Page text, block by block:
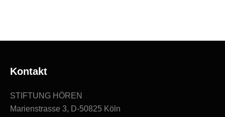
Kontakt
STIFTUNG HÖREN
Marienstrasse 3, D-50825 Köln